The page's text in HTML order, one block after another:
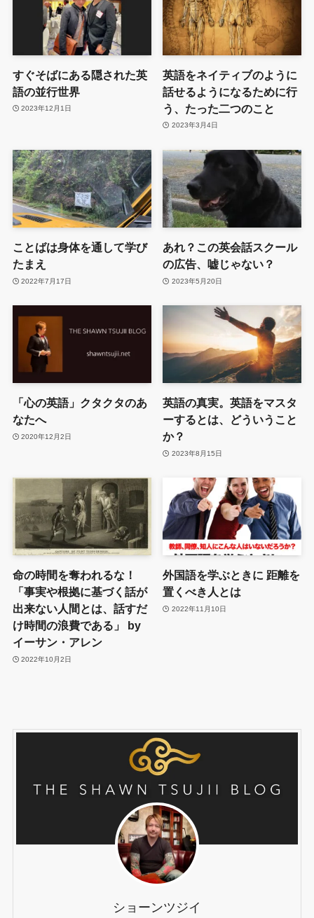
すぐそばにある隠された英
語の並行世界
2023年12月1日
英語をネイティブのように
話せるようになるために行
う、たった二つのこと
2023年3月4日
ことばは身体を通して学び
たまえ
2022年7月17日
あれ？この英会話スクール
の広告、嘘じゃない？
2023年5月20日
「心の英語」クタクタのあ
なたへ
2020年12月2日
英語の真実。英語をマスタ
ーするとは、どういうこと
か？
2023年8月15日
命の時間を奪われるな！
「事実や根拠に基づく話が
出来ない人間とは、話すだ
け時間の浪費である」 by
イーサン・アレン
2022年10月2日
外国語を学ぶときに 距離を
置くべき人とは
2022年11月10日
ショーンツジイ